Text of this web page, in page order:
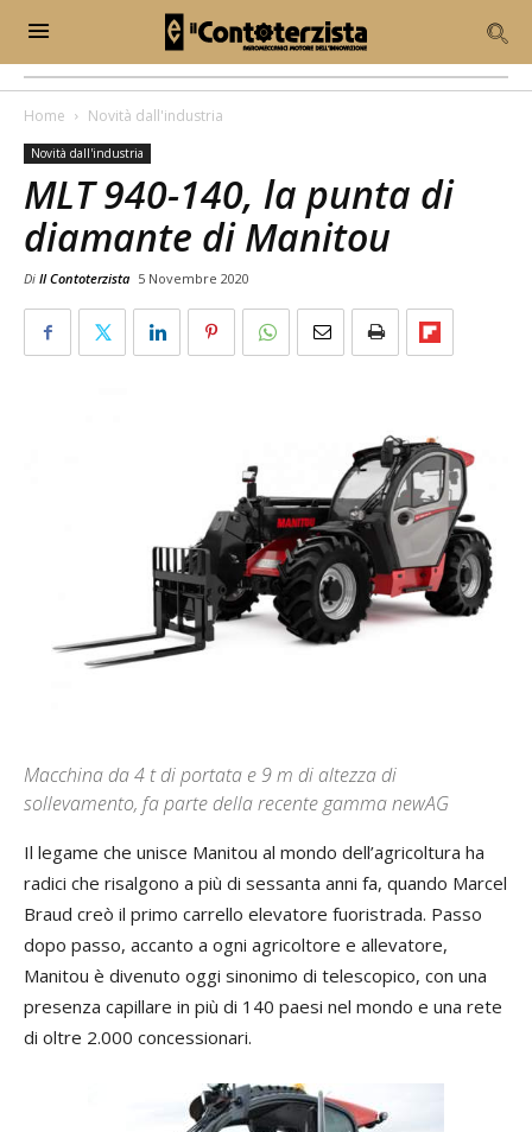
Home Novità dall'industria
Novità dall'industria
MLT 940-140, la punta di
diamante di Manitou
Di Il Contoterzista 5 Novembre 2020
Macchina da 4 t di portata e 9 m di altezza di
sollevamento, fa parte della recente gamma newAG
Il legame che unisce Manitou al mondo dell’agricoltura ha
radici che risalgono a più di sessanta anni fa, quando Marcel
Braud creò il primo carrello elevatore fuoristrada. Passo
dopo passo, accanto a ogni agricoltore e allevatore,
Manitou è divenuto oggi sinonimo di telescopico, con una
presenza capillare in più di 140 paesi nel mondo e una rete
di oltre 2.000 concessionari.